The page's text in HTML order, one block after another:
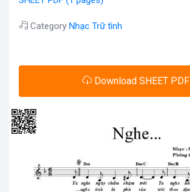
Category Nhạc Trữ tình
Download SHEET PDF